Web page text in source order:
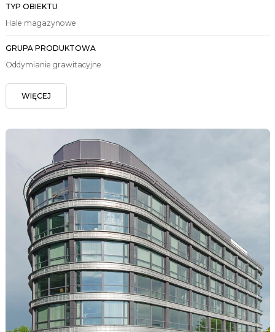
TYP OBIEKTU
Hale magazynowe
GRUPA PRODUKTOWA
Oddymianie grawitacyjne
WIĘCEJ